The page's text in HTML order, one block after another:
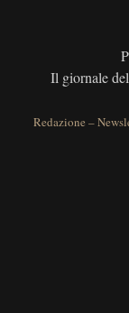
Il giornale
Redazione –